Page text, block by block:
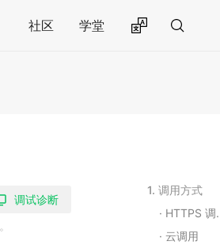
社区 学堂
调试诊断
。
1. 调用方式
HTTPS 调用
云调用